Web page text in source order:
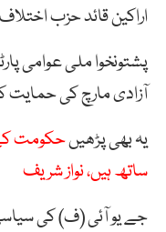
اراکین قائد حزب
پشتونخوا ملی عوامی
آزادی مارچ کی حمایت
یہ بھی پڑھیںحکومت
ساتھ ہیں، نواز شریف
جے یو آئی (ف) کی